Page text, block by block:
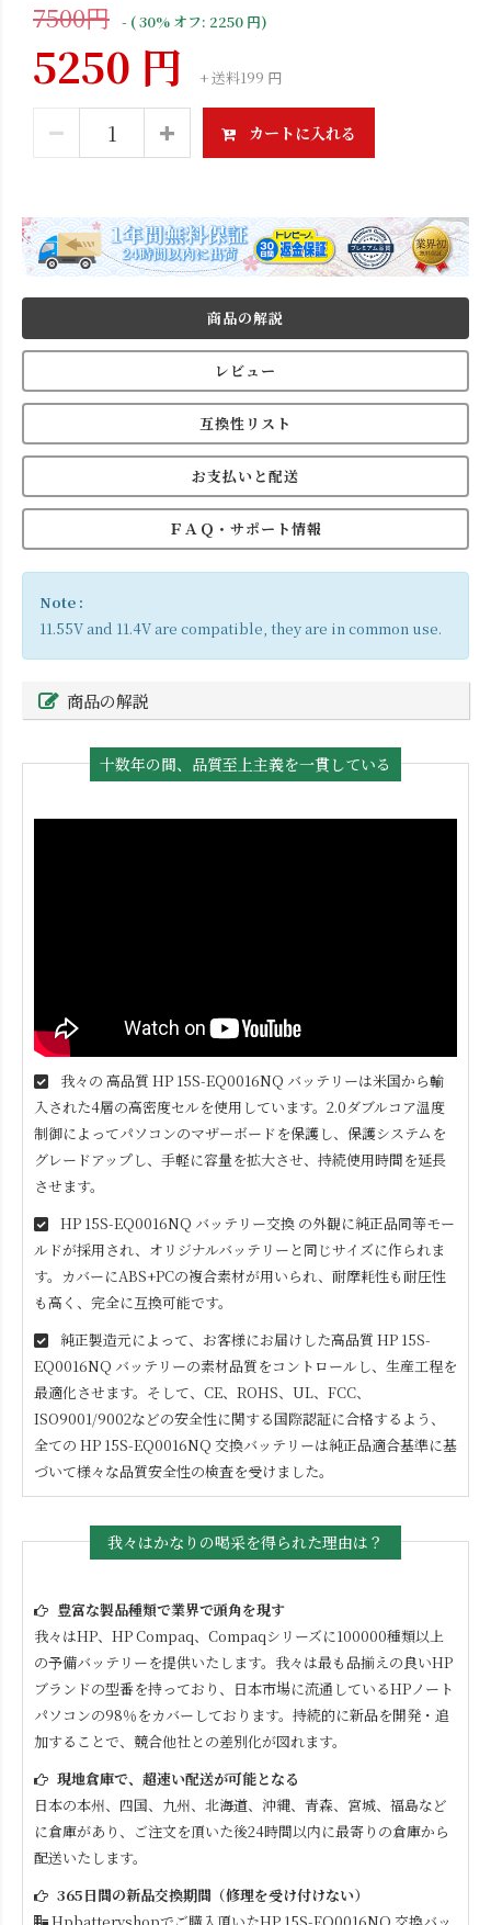
7500円 - ( 30% オフ: 2250 円)
5250 円 + 送料199 円
カートに入れる
商品の解説
レビュー
互換性リスト
お支払いと配送
ＦＡＱ・サポート情報
Note :
11.55V and 11.4V are compatible, they are in common use.
商品の解説
十数年の間、品質至上主義を一貫している
我々の 高品質 HP 15S-EQ0016NQ バッテリーは米国から輸
入された4層の高密度セルを使用しています。2.0ダブルコア温度
制御によってパソコンのマザーボードを保護し、保護システムを
グレードアップし、手軽に容量を拡大させ、持続使用時間を延長
させます。
HP 15S-EQ0016NQ バッテリー交換 の外観に純正品同等モー
ルドが採用され、オリジナルバッテリーと同じサイズに作られま
す。カバーにABS+PCの複合素材が用いられ、耐摩耗性も耐圧性
も高く、完全に互換可能です。
純正製造元によって、お客様にお届けした高品質 HP 15S-
EQ0016NQ バッテリーの素材品質をコントロールし、生産工程を
最適化させます。そして、CE、ROHS、UL、FCC、
ISO9001/9002などの安全性に関する国際認証に合格するよう、
全ての HP 15S-EQ0016NQ 交換バッテリーは純正品適合基準に基
づいて様々な品質安全性の検査を受けました。
我々はかなりの喝采を得られた理由は？
豊富な製品種類で業界で頭角を現す
我々はHP、HP Compaq、Compaqシリーズに100000種類以上
の予備バッテリーを提供いたします。我々は最も品揃えの良いHP
ブランドの型番を持っており、日本市場に流通しているHPノート
パソコンの98％をカバーしております。持続的に新品を開発・追
加することで、競合他社との差別化が図れます。
現地倉庫で、超速い配送が可能となる
日本の本州、四国、九州、北海道、沖縄、青森、宮城、福島など
に倉庫があり、ご注文を頂いた後24時間以内に最寄りの倉庫から
配送いたします。
365日間の新品交換期間（修理を受け付けない）